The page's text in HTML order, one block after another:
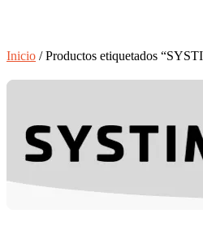
Inicio / Productos etiquetados